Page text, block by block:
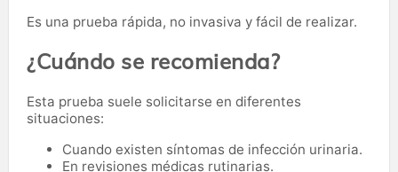
Es una prueba rápida, no invasiva y fácil de realizar.
¿Cuándo se recomienda?
Esta prueba suele solicitarse en diferentes
situaciones:
Cuando existen síntomas de infección urinaria.
En revisiones médicas rutinarias.